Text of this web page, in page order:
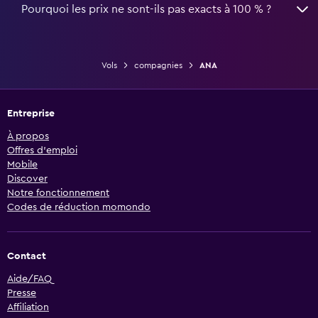
Pourquoi les prix ne sont-ils pas exacts à 100 % ?
Vols compagnies ANA
Entreprise
À propos
Offres d’emploi
Mobile
Discover
Notre fonctionnement
Codes de réduction momondo
Contact
Aide/FAQ
Presse
Affiliation